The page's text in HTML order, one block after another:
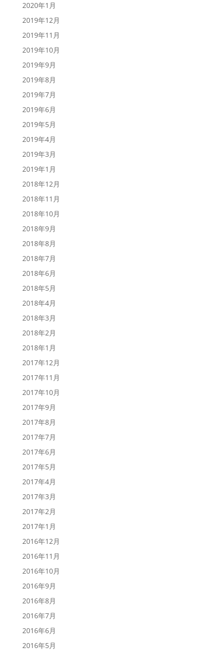
2020年1月
2019年12月
2019年11月
2019年10月
2019年9月
2019年8月
2019年7月
2019年6月
2019年5月
2019年4月
2019年3月
2019年1月
2018年12月
2018年11月
2018年10月
2018年9月
2018年8月
2018年7月
2018年6月
2018年5月
2018年4月
2018年3月
2018年2月
2018年1月
2017年12月
2017年11月
2017年10月
2017年9月
2017年8月
2017年7月
2017年6月
2017年5月
2017年4月
2017年3月
2017年2月
2017年1月
2016年12月
2016年11月
2016年10月
2016年9月
2016年8月
2016年7月
2016年6月
2016年5月